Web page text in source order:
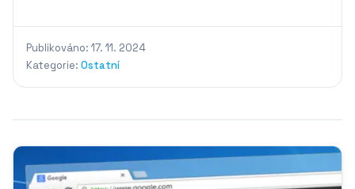
Publikováno: 17. 11. 2024
Kategorie: Ostatní